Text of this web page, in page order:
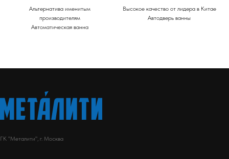
Альтернатива именитым
производителям
Автоматическая ванна
Высокое качество от лидера в Китае
Автодверь ванны
ГК "Металити", г. Москва